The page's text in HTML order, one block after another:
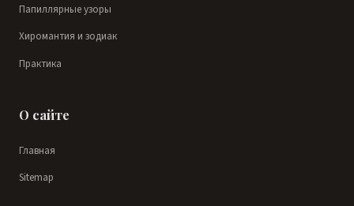
Папиллярные узоры
Хиромантия и зодиак
Практика
О сайте
Главная
Sitemap